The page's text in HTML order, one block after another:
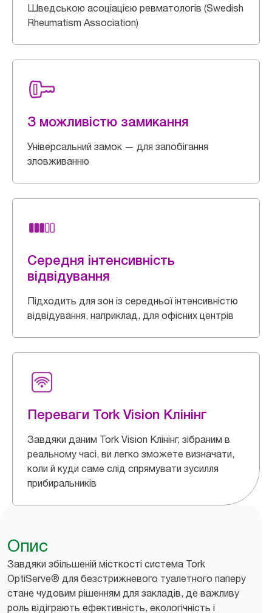
Шведською асоціацією ревматологів (Swedish
Rheumatism Association)
З можливістю замикання
Універсальний замок — для запобігання
зловживанню
Середня інтенсивність
відвідування
Підходить для зон із середньої інтенсивністю
відвідування, наприклад, для офісних центрів
Переваги Tork Vision Клінінг
Завдяки даним Tork Vision Клінінг, зібраним в
реальному часі, ви легко зможете визначати,
коли й куди саме слід спрямувати зусилля
прибиральників
Опис
Завдяки збільшеній місткості система Tork
OptiServe® для безстрижневого туалетного паперу
стане чудовим рішенням для закладів, де важливу
роль відіграють ефективність, екологічність і